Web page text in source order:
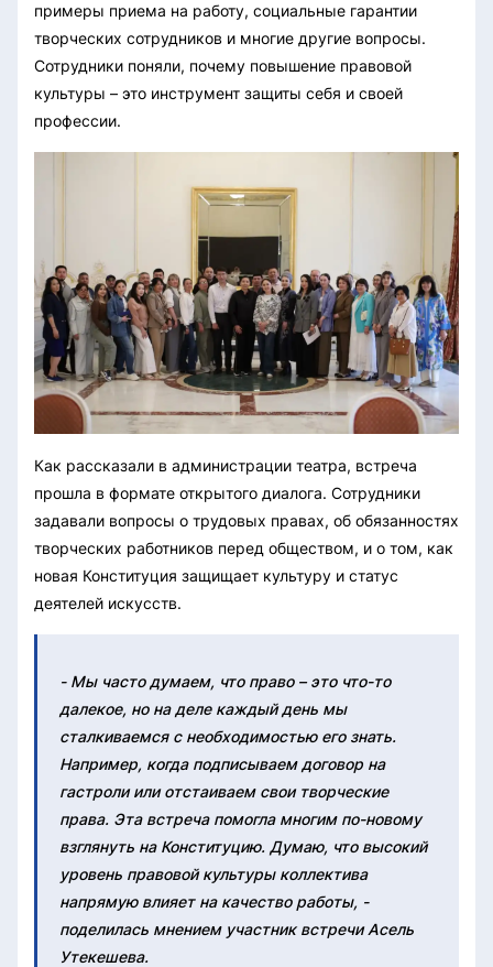
примеры приема на работу, социальные гарантии
творческих сотрудников и многие другие вопросы.
Сотрудники поняли, почему повышение правовой
культуры – это инструмент защиты себя и своей
профессии.
Как рассказали в администрации театра, встреча
прошла в формате открытого диалога. Сотрудники
задавали вопросы о трудовых правах, об обязанностях
творческих работников перед обществом, и о том, как
новая Конституция защищает культуру и статус
деятелей искусств.
- Мы часто думаем, что право – это что-то
далекое, но на деле каждый день мы
сталкиваемся с необходимостью его знать.
Например, когда подписываем договор на
гастроли или отстаиваем свои творческие
права. Эта встреча помогла многим по-новому
взглянуть на Конституцию. Думаю, что высокий
уровень правовой культуры коллектива
напрямую влияет на качество работы, -
поделилась мнением участник встречи Асель
Утекешева.